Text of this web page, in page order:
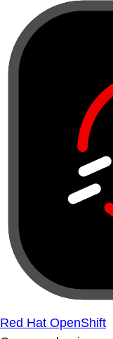
Red Hat OpenShift